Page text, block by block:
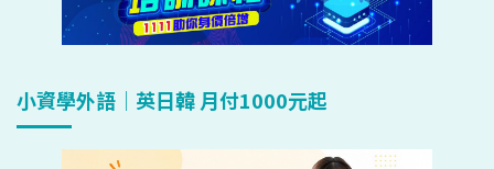
小資學外語｜英日韓 月付1000元起